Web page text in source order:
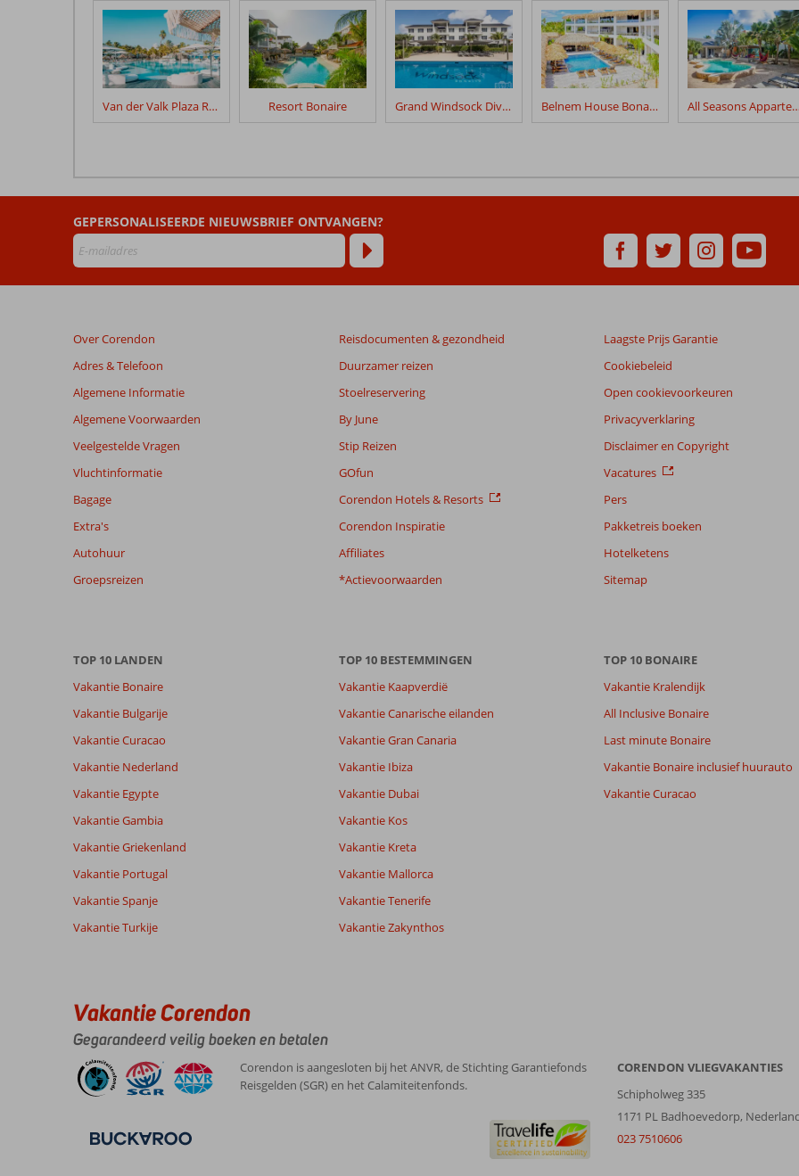
onze
klanten
geschreven
na
hun
verblijf
Beoordelingen
die
ouder
48
maanden
worden
niet
weergegeven
om
relevantie
garanderen.
onze
beoordelingen.
Totale score
93
beoordelingen
7,9 Eten
6,3
Kamers
Wifi kwaliteit
van onze
klanten
Alle
Abderrahim
Nederland
Met partner
,
28 september 2025
zelf
is
prima,
maar
helaas
viel
klantvriendelijkheid
van
Service 1
Prijs/kwaliteit
7
Eten 5
Kamers 5
Kindvriendelijk
-
Wifi kwaliteit
Van der Valk Plaza Royal Residence Bonaire Resort Bonaire Grand Windsock Dive & Beach Resort Belnem House Bonaire All Seasons Appartementen
GEPERSONALISEERDE NIEUWSBRIEF ONTVANGEN?
Over Corendon
Adres & Telefoon
Algemene Informatie
Algemene Voorwaarden
Veelgestelde Vragen
Vluchtinformatie
Bagage
Extra's
Autohuur
Groepsreizen
Reisdocumenten & gezondheid
Duurzamer reizen
Stoelreservering
By June
Stip Reizen
GOfun
Corendon Hotels & Resorts
Corendon Inspiratie
Affiliates
*Actievoorwaarden
Laagste Prijs Garantie
Cookiebeleid
Open cookievoorkeuren
Privacyverklaring
Disclaimer en Copyright
Vacatures
Pers
Pakketreis boeken
Hotelketens
Sitemap
TOP 10 LANDEN
Vakantie Bonaire
Vakantie Bulgarije
Vakantie Curacao
Vakantie Nederland
Vakantie Egypte
Vakantie Gambia
Vakantie Griekenland
Vakantie Portugal
Vakantie Spanje
Vakantie Turkije
TOP 10 BESTEMMINGEN
Vakantie Kaapverdië
Vakantie Canarische eilanden
Vakantie Gran Canaria
Vakantie Ibiza
Vakantie Dubai
Vakantie Kos
Vakantie Kreta
Vakantie Mallorca
Vakantie Tenerife
Vakantie Zakynthos
TOP 10 BONAIRE
Vakantie Kralendijk
All Inclusive Bonaire
Last minute Bonaire
Vakantie Bonaire inclusief huurauto
Vakantie Curacao
Vakantie Corendon
Gegarandeerd veilig boeken en betalen
Corendon is aangesloten bij het ANVR, de Stichting Garantiefonds
Reisgelden (SGR) en het Calamiteitenfonds.
CORENDON VLIEGVAKANTIES
Schipholweg 335
1171 PL Badhoevedorp,
023 7510606